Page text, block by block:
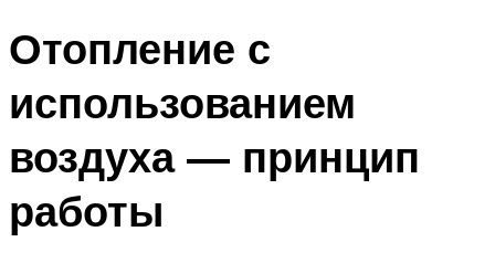
Отопление с
использованием
воздуха — принцип
работы